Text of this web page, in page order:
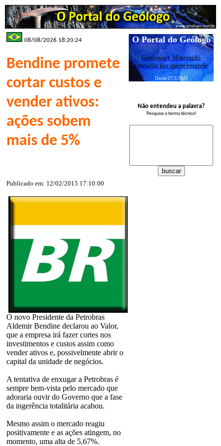
08/08/2026 18:20:24
Bendine promete
cortar custos e
vender ativos:
ações sobem
mais de 5%
Publicado em: 12/02/2015 17:10:00
O novo Presidente da Petrobras
Aldemir Bendine declarou ao Valor,
que a empresa irá fazer cortes nos
investimentos e custos assim como
vender ativos e, possivelmente abrir o
capital da unidade de negócios.
A tentativa de enxugar a Petrobras é
sempre bem-vista pelo mercado que
adoraria ouvir do Governo que a fase
da ingerência totalitária acabou.
Mesmo assim o mercado reagiu
positivamente e as ações atingem, no
momento, uma alta de 5,67%.
O Portal do Geólogo
Geologia e Mineração
contadas por quem entende
Desde 27/3/2003
Não entendeu a palavra?
Pesquise o termo técnico!